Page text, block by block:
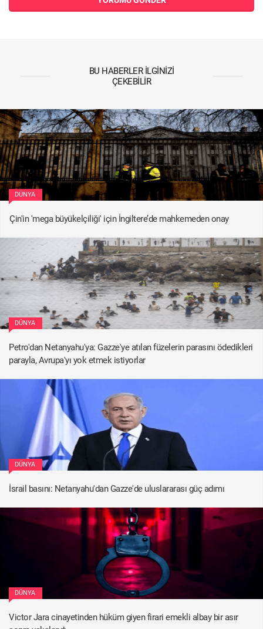
BU HABERLER İLGINIZI
ÇEKEBILIR
DÜNYA
Çin'in 'mega büyükelçiliği' için İngiltere’de mahkemeden onay
DÜNYA
Petro'dan Netanyahu'ya: Gazze'ye atılan füzelerin parasını ödedikleri
parayla, Avrupa'yı yok etmek istiyorlar
DÜNYA
İsrail basını: Netanyahu'dan Gazze'de uluslararası güç adımı
DÜNYA
Victor Jara cinayetinden hüküm giyen firari emekli albay bir asır